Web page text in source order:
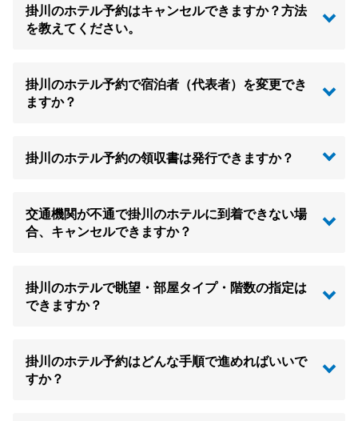
掛川のホテル予約はキャンセルできますか？方法
を教えてください。
掛川のホテル予約で宿泊者（代表者）を変更でき
ますか？
掛川のホテル予約の領収書は発行できますか？
交通機関が不通で掛川のホテルに到着できない場
合、キャンセルできますか？
掛川のホテルで眺望・部屋タイプ・階数の指定は
できますか？
掛川のホテル予約はどんな手順で進めればいいで
すか？